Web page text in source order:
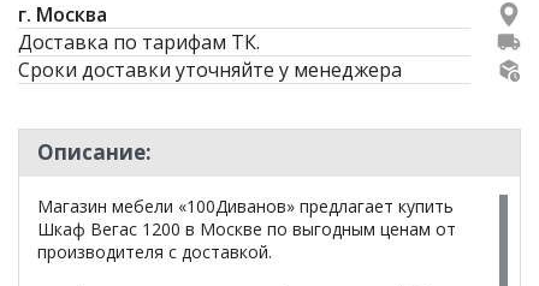
г. Москва
Доставка по тарифам ТК.
Сроки доставки уточняйте у менеджера
Описание:
Магазин мебели «100Диванов» предлагает купить
Шкаф Вегас 1200 в Москве по выгодным ценам от
производителя с доставкой.